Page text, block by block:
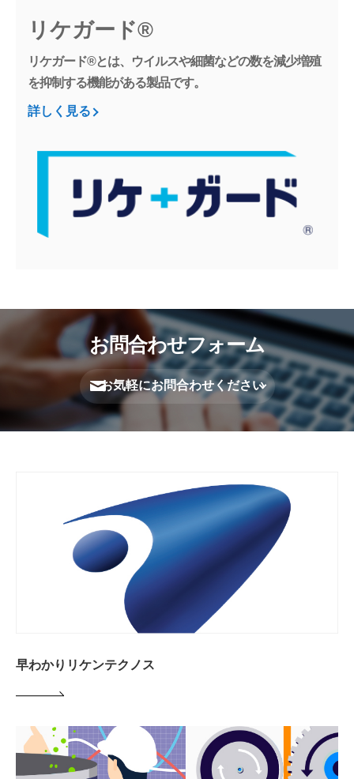
リケガード®
リケガード®とは、ウイルスや細菌などの数を減少増殖
を抑制する機能がある製品です。
詳しく見る
お問合わせフォーム
お気軽にお問合わせください
早わかりリケンテクノス